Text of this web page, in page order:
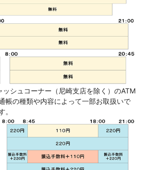
シュコーナー（尼崎支店を除く）のATM
帳の種類や内容によって一部お取扱いで
。